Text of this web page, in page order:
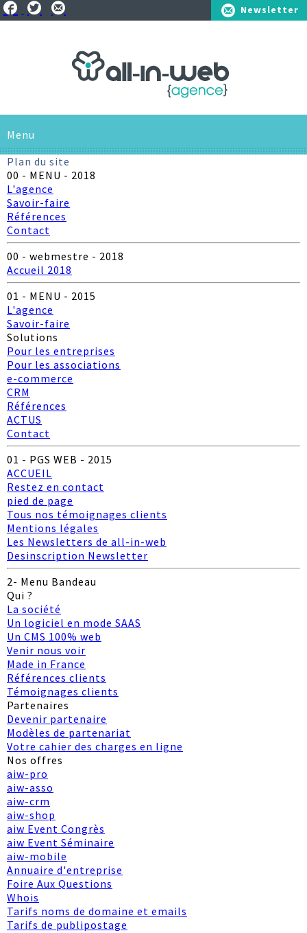
Newsletter
Menu
L'AGENCE
SAVOIR-FAIRE
SOLUTIONS
Pour les entreprises
Pour les associations
e-commerce
CRM
RÉFÉRENCES
ACTUS
CONTACT
Plan du site
00 - MENU - 2018
L'agence
Savoir-faire
Références
Contact
00 - webmestre - 2018
Accueil 2018
01 - MENU - 2015
L'agence
Savoir-faire
Solutions
Pour les entreprises
Pour les associations
e-commerce
CRM
Références
ACTUS
Contact
01 - PGS WEB - 2015
ACCUEIL
Restez en contact
pied de page
Tous nos témoignages clients
Mentions légales
Les Newsletters de all-in-web
Desinscription Newsletter
2- Menu Bandeau
Qui ?
La société
Un logiciel en mode SAAS
Un CMS 100% web
Venir nous voir
Made in France
Références clients
Témoignages clients
Partenaires
Devenir partenaire
Modèles de partenariat
Votre cahier des charges en ligne
Nos offres
aiw-pro
aiw-asso
aiw-crm
aiw-shop
aiw Event Congrès
aiw Event Séminaire
aiw-mobile
Annuaire d'entreprise
Foire Aux Questions
Whois
Tarifs noms de domaine et emails
Tarifs de publipostage